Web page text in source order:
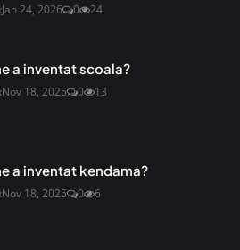
Jan 24, 2026 0 24
a inventat scoala?
Nov 18, 2025 0 13
a inventat kendama?
Nov 18, 2025 0 6